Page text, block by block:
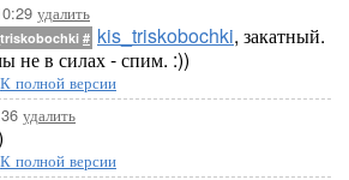
удалить
# kis_triskobochki, закатный.
не в силах - спим. :))
К полной версии
удалить
К полной версии